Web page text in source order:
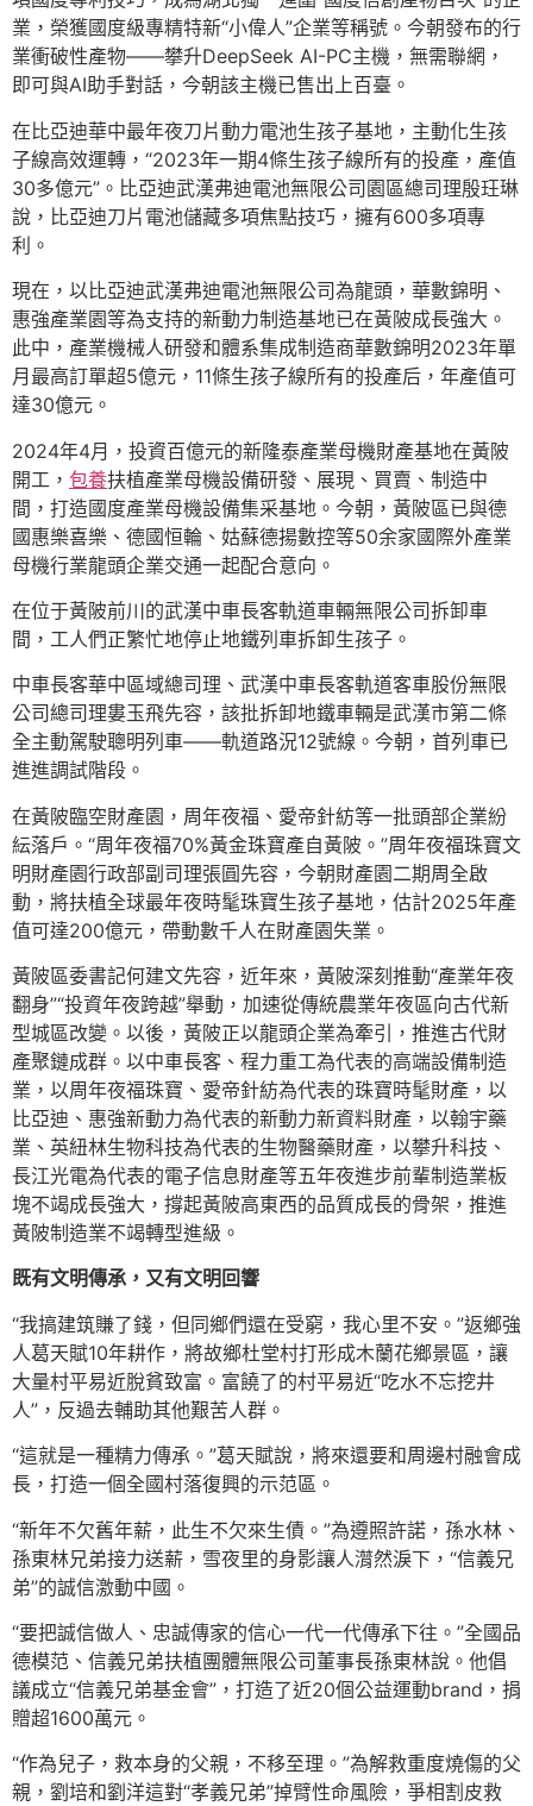
業，榮獲國度級專精特新“小偉人”企業等稱號。今朝發布的行
業衝破性產物——攀升DeepSeek AI-PC主機，無需聯網，
即可與AI助手對話，今朝該主機已售出上百臺。
在比亞迪華中最年夜刀片動力電池生孩子基地，主動化生孩
子線高效運轉，“2023年一期4條生孩子線所有的投產，產值
30多億元”。比亞迪武漢弗迪電池無限公司園區總司理殷玨琳
說，比亞迪刀片電池儲藏多項焦點技巧，擁有600多項專
利。
現在，以比亞迪武漢弗迪電池無限公司為龍頭，華數錦明、
惠強產業園等為支持的新動力制造基地已在黃陂成長強大。
此中，產業機械人研發和體系集成制造商華數錦明2023年單
月最高訂單超5億元，11條生孩子線所有的投產后，年產值可
達30億元。
2024年4月，投資百億元的新隆泰產業母機財產基地在黃陂
開工， 包養扶植產業母機設備研發、展現、買賣、制造中
間，打造國度產業母機設備集采基地。今朝，黃陂區已與德
國惠樂喜樂、德國恒輪、姑蘇德揚數控等50余家國際外產業
母機行業龍頭企業交通一起配合意向。
在位于黃陂前川的武漢中車長客軌道車輛無限公司拆卸車
間，工人們正繁忙地停止地鐵列車拆卸生孩子。
中車長客華中區域總司理、武漢中車長客軌道客車股份無限
公司總司理婁玉飛先容，該批拆卸地鐵車輛是武漢市第二條
全主動駕駛聰明列車——軌道路況12號線。今朝，首列車已
進進調試階段。
在黃陂臨空財產園，周年夜福、愛帝針紡等一批頭部企業紛
紜落戶。“周年夜福70%黃金珠寶產自黃陂。”周年夜福珠寶文
明財產園行政部副司理張圓先容，今朝財產園二期周全啟
動，將扶植全球最年夜時髦珠寶生孩子基地，估計2025年產
值可達200億元，帶動數千人在財產園失業。
黃陂區委書記何建文先容，近年來，黃陂深刻推動“產業年夜
翻身”“投資年夜跨越”舉動，加速從傳統農業年夜區向古代新
型城區改變。以後，黃陂正以龍頭企業為牽引，推進古代財
產聚鏈成群。以中車長客、程力重工為代表的高端設備制造
業，以周年夜福珠寶、愛帝針紡為代表的珠寶時髦財產，以
比亞迪、惠強新動力為代表的新動力新資料財產，以翰宇藥
業、英紐林生物科技為代表的生物醫藥財產，以攀升科技、
長江光電為代表的電子信息財產等五年夜進步前輩制造業板
塊不竭成長強大，撐起黃陂高東西的品質成長的骨架，推進
黃陂制造業不竭轉型進級。
既有文明傳承，又有文明回響
“我搞建筑賺了錢，但同鄉們還在受窮，我心里不安。”返鄉強
人葛天賦10年耕作，將故鄉杜堂村打形成木蘭花鄉景區，讓
大量村平易近脫貧致富。富饒了的村平易近“吃水不忘挖井
人”，反過去輔助其他艱苦人群。
“這就是一種精力傳承。”葛天賦說，將來還要和周邊村融會成
長，打造一個全國村落復興的示范區。
“新年不欠舊年薪，此生不欠來生債。”為遵照許諾，孫水林、
孫東林兄弟接力送薪，雪夜里的身影讓人潸然淚下，“信義兄
弟”的誠信激動中國。
“要把誠信做人、忠誠傳家的信心一代一代傳承下往。”全國品
德模范、信義兄弟扶植團體無限公司董事長孫東林說。他倡
議成立“信義兄弟基金會”，打造了近20個公益運動brand，捐
贈超1600萬元。
“作為兒子，救本身的父親，不移至理。”為解救重度燒傷的父
親，劉培和劉洋這對“孝義兄弟”掉臂性命風險，爭相割皮救